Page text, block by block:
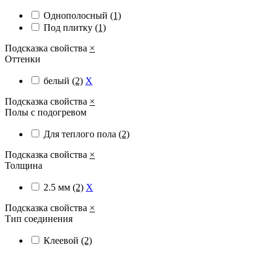
Однополосный (1)
Под плитку (1)
Подсказка свойства ×
Оттенки
белый (2) X
Подсказка свойства ×
Полы с подогревом
Для теплого пола (2)
Подсказка свойства ×
Толщина
2.5 мм (2) X
Подсказка свойства ×
Тип соединения
Клеевой (2)